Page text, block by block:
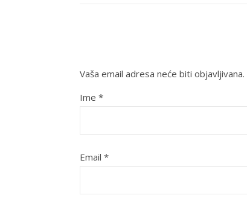
Vaša email adresa neće biti objavljivana.
Ime *
Email *